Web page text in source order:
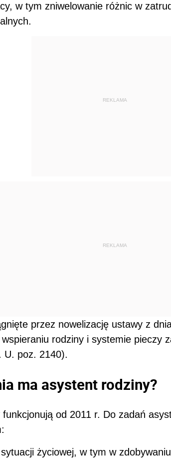
w tym zniwelowanie różnic w
REKLAMA
REKLAMA
przez nowelizację ustawy z
rodziny i systemie pieczy
U. poz. 2140).
ma asystent rodziny?
od 2011 r. Do zadań
życiowej, w tym w